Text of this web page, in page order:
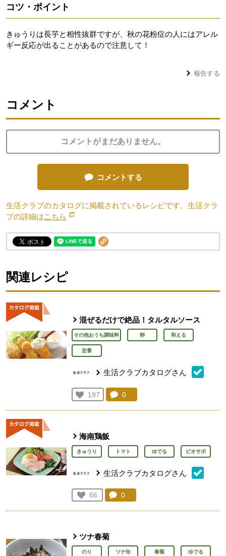
コツ・ポイント
きゅうりは長芋と相性抜群ですが、秋の花粉症の人にはアレル
ギー反応が出ることがあるので注意して！
報告する
コメント
コメントがまだありません。
コメントする
生活クラブのカタログに掲載されているレシピです。生活クラ
ブの詳細はこちら 別のウィンドウで開きます。
関連レシピ
混ぜるだけで絶品！タルタルソース
その他おうち調味料 卵 和える
定番
生活クラブカタログさん
お気に入り登録：
197
人が登録
コメント：
0
海南鶏飯
きゅうり トマト ゆでる ビオサポ
生活クラブカタログさん
お気に入り登録：
66
人が登録
コメント：
0
ツナ春菊
のり ツナ缶 春菊 ゆでる